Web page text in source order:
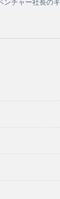
チャー社長のキ